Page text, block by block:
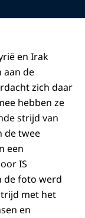
en Irak
aan de
zich daar
hebben ze
strijd van
de twee
een
IS
de foto werd
met het
en